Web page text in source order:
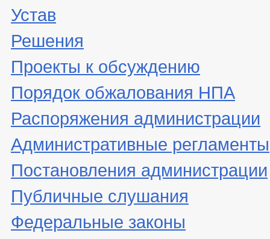
Устав
Решения
Проекты к обсуждению
Порядок обжалования НПА
Распоряжения администрации
Административные регламенты
Постановления администрации
Публичные слушания
Федеральные законы